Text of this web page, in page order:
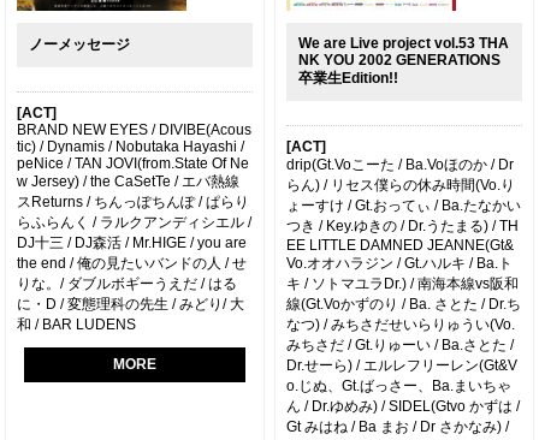
ノーメッセージ
[ACT]
BRAND NEW EYES / DIVIBE(Acous
tic) / Dynamis / Nobutaka Hayashi /
peNice / TAN JOVI(from.State Of Ne
w Jersey) / the CaSetTe / エバ熱線
スReturns / ちんっぽちんぽ / ぱらり
らふらんく / ラルクアンディシエル /
DJ十三 / DJ森活 / Mr.HIGE / you are
the end / 俺の見たいバンドの人 / せ
りな。/ ダブルボギーうえだ / はる
に・D / 変態理科の先生 / みどり/ 大
和 / BAR LUDENS
MORE
We are Live project vol.53 THA
NK YOU 2002 GENERATIONS
卒業生Edition!!
[ACT]
drip(Gt.Voこーた / Ba.Voほのか / Dr
らん) / リセス僕らの休み時間(Vo.り
ょーすけ / Gt.おってぃ / Ba.たなかい
つき / Key.ゆきの / Dr.うたまる) / TH
EE LITTLE DAMNED JEANNE(Gt&
Vo.オオハラジン / Gt.ハルキ / Ba.ト
キ / ソトマユラDr.) / 南海本線vs阪和
線(Gt.Voかずのり / Ba. さとた / Dr.ち
なつ) / みちさだせいらりゅうい(Vo.
みちさだ / Gt.りゅーい / Ba.さとた /
Dr.せーら) / エルレフリーレン(Gt&V
o.じぬ、Gt.ばっさー、Ba.まいちゃ
ん / Dr.ゆめみ) / SIDEL(Gtvo かずは /
Gt みはね / Ba まお / Dr さかなみ) /